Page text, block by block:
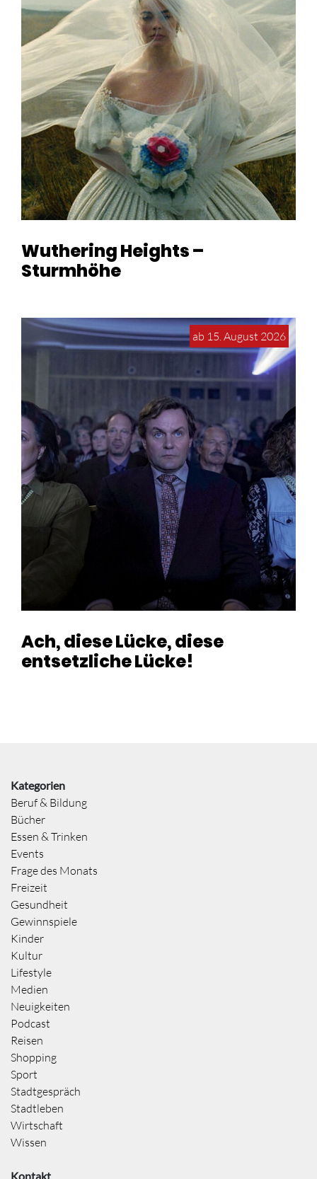
Wuthering Heights –
Sturmhöhe
ab 15. August 2026
Ach, diese Lücke, diese
entsetzliche Lücke!
Kategorien
Beruf & Bildung
Bücher
Essen & Trinken
Events
Frage des Monats
Freizeit
Gesundheit
Gewinnspiele
Kinder
Kultur
Lifestyle
Medien
Neuigkeiten
Podcast
Reisen
Shopping
Sport
Stadtgespräch
Stadtleben
Wirtschaft
Wissen
Kontakt